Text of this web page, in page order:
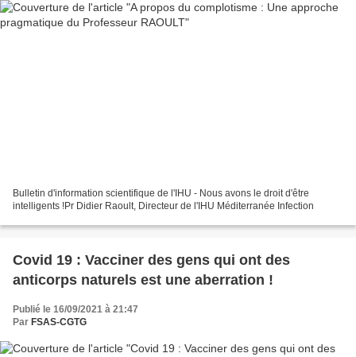
Bulletin d'information scientifique de l'IHU - Nous avons le droit d'être
intelligents !Pr Didier Raoult, Directeur de l'IHU Méditerranée Infection
Covid 19 : Vacciner des gens qui ont des
anticorps naturels est une aberration !
Publié le 16/09/2021 à 21:47
Par FSAS-CGTG